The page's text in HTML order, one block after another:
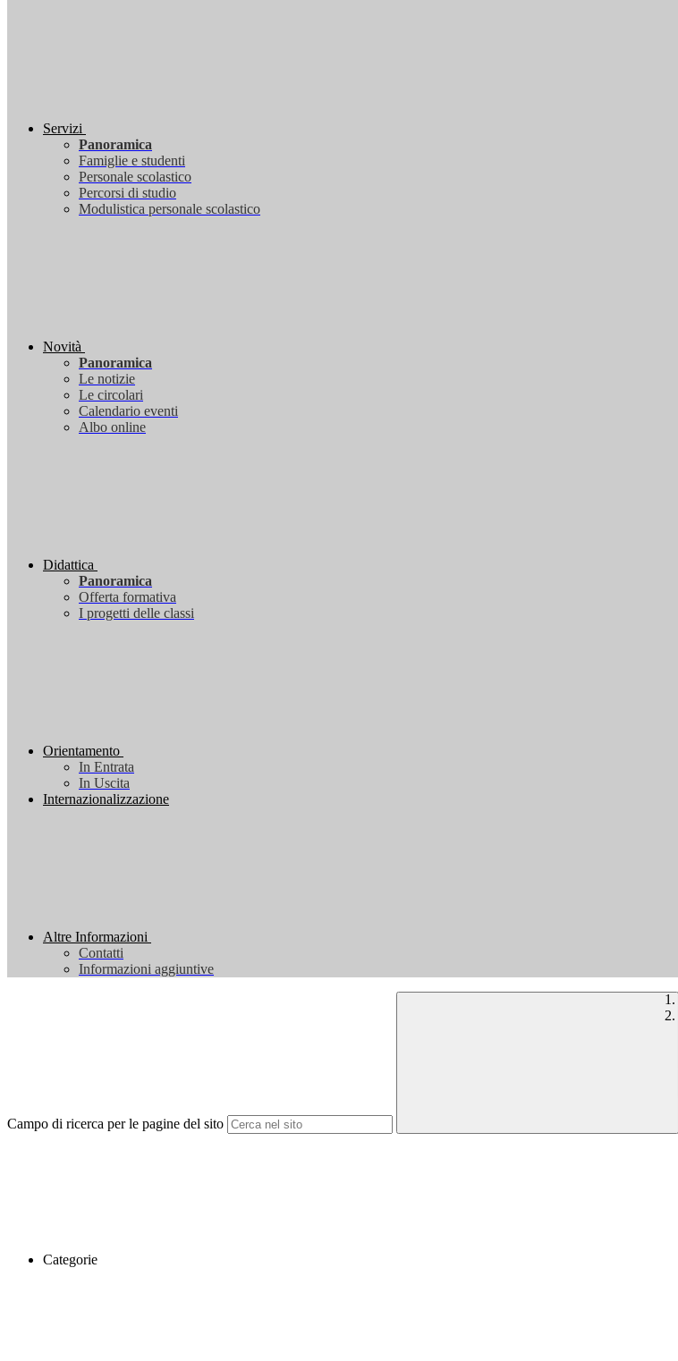
Servizi
Panoramica
Famiglie e studenti
Personale scolastico
Percorsi di studio
Modulistica personale scolastico
Novità
Panoramica
Le notizie
Le circolari
Calendario eventi
Albo online
Didattica
Panoramica
Offerta formativa
I progetti delle classi
Orientamento
In Entrata
In Uscita
Internazionalizzazione
Altre Informazioni
Contatti
Informazioni aggiuntive
Campo di ricerca per le pagine del sito
Categorie